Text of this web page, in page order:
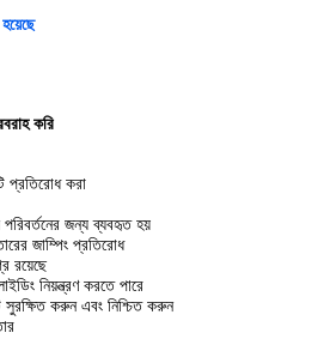
করি
প্রতিরোধ করা
জন্য ব্যবহৃত হয়
জাম্পিং প্রতিরোধ
রয়েছে
নিয়ন্ত্রণ করতে পারে
করুন এবং নিশ্চিত করুন